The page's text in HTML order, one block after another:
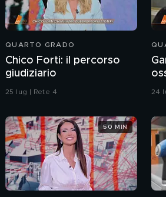
QUARTO GRADO
Chico Forti: il percorso
giudiziario
25 lug | Rete 4 24
50 MIN